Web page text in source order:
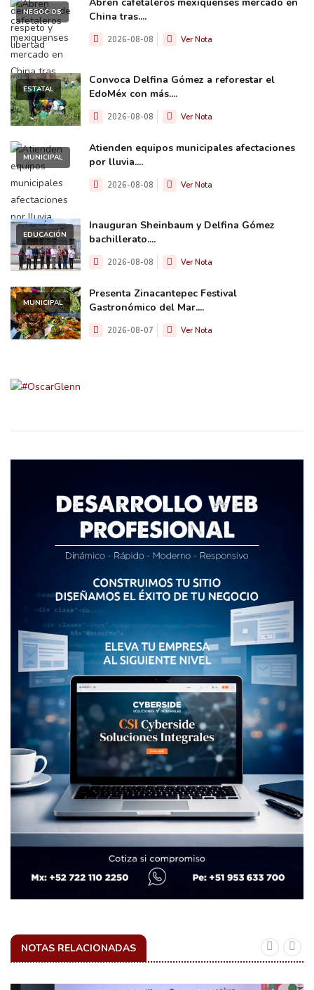
NEGOCIOS
China tras....
2026-08-08 Ver Nota
ESTATAL
Convoca Delfina Gómez a reforestar el
EdoMéx con más....
2026-08-08 Ver Nota
MUNICIPAL
Atienden equipos municipales afectaciones
por lluvia....
2026-08-08 Ver Nota
EDUCACIÓN
Inauguran Sheinbaum y Delfina Gómez
bachillerato....
2026-08-08 Ver Nota
MUNICIPAL
Presenta Zinacantepec Festival
Gastronómico del Mar....
2026-08-07 Ver Nota
NOTAS RELACIONADAS